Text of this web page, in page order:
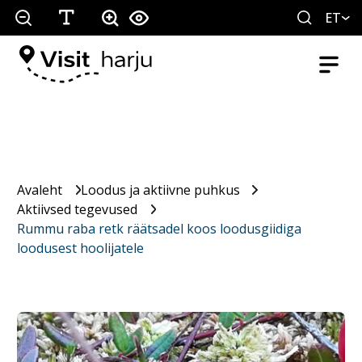
ET
Avaleht
Loodus ja aktiivne puhkus
Aktiivsed tegevused
Rummu raba retk räätsadel koos loodusgiidiga
loodusest hoolijatele